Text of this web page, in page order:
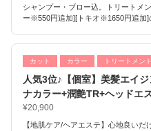
シャンプー・ブロー込。トリートメ
ー※550円追加][トキオ※1650円追加]
カット カラー トリートメント
人気3位♪【個室】美髪エイ
ナカラー+潤艶TR+ヘッドエ
¥20,900
【地肌ケア/ヘアエステ】心地良い